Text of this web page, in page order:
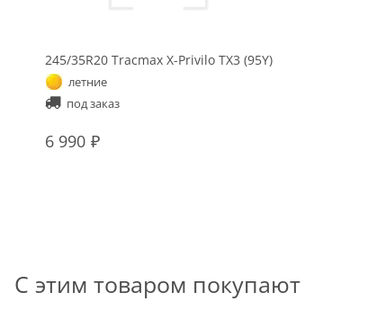
245/35R20 Tracmax X-Privilo TX3 (95Y)
летние
под заказ
6 990
С этим товаром покупают